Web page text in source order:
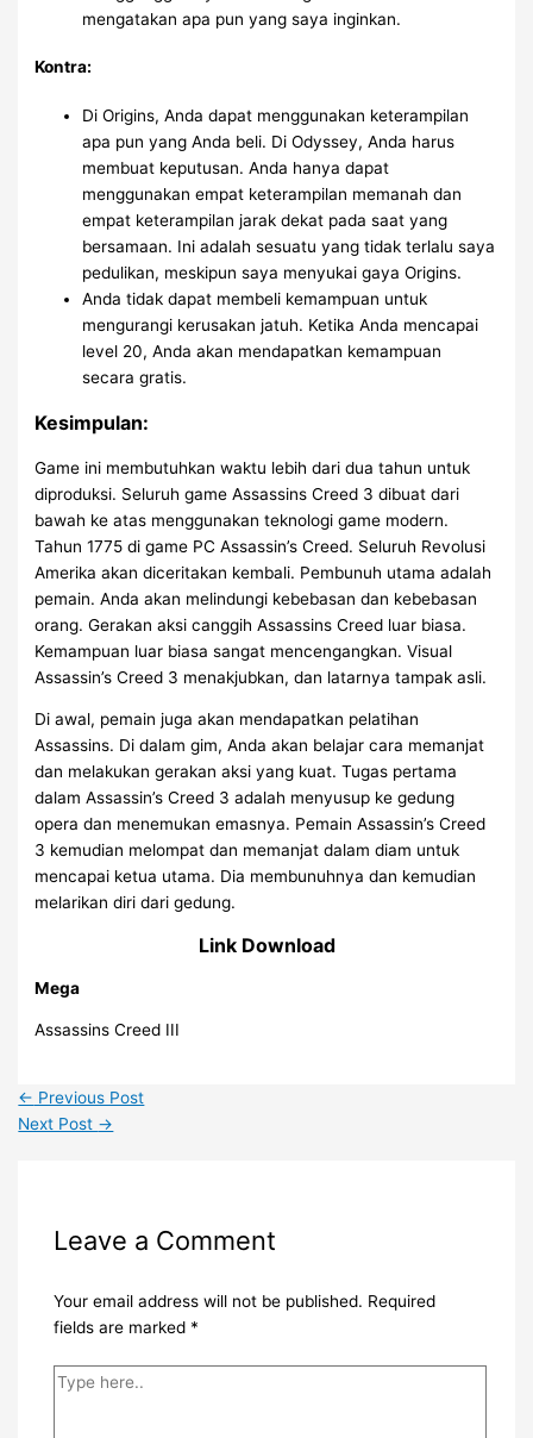
mengatakan apa pun yang saya inginkan.
Kontra:
Di Origins, Anda dapat menggunakan keterampilan
apa pun yang Anda beli. Di Odyssey, Anda harus
membuat keputusan. Anda hanya dapat
menggunakan empat keterampilan memanah dan
empat keterampilan jarak dekat pada saat yang
bersamaan. Ini adalah sesuatu yang tidak terlalu saya
pedulikan, meskipun saya menyukai gaya Origins.
Anda tidak dapat membeli kemampuan untuk
mengurangi kerusakan jatuh. Ketika Anda mencapai
level 20, Anda akan mendapatkan kemampuan
secara gratis.
Kesimpulan:
Game ini membutuhkan waktu lebih dari dua tahun untuk
diproduksi. Seluruh game Assassins Creed 3 dibuat dari
bawah ke atas menggunakan teknologi game modern.
Tahun 1775 di game PC Assassin’s Creed. Seluruh Revolusi
Amerika akan diceritakan kembali. Pembunuh utama adalah
pemain. Anda akan melindungi kebebasan dan kebebasan
orang. Gerakan aksi canggih Assassins Creed luar biasa.
Kemampuan luar biasa sangat mencengangkan. Visual
Assassin’s Creed 3 menakjubkan, dan latarnya tampak asli.
Di awal, pemain juga akan mendapatkan pelatihan
Assassins. Di dalam gim, Anda akan belajar cara memanjat
dan melakukan gerakan aksi yang kuat. Tugas pertama
dalam Assassin’s Creed 3 adalah menyusup ke gedung
opera dan menemukan emasnya. Pemain Assassin’s Creed
3 kemudian melompat dan memanjat dalam diam untuk
mencapai ketua utama. Dia membunuhnya dan kemudian
melarikan diri dari gedung.
Link Download
Mega
Assassins Creed III
← Previous Post
Next Post →
Leave a Comment
Your email address will not be published. Required
fields are marked *
Type